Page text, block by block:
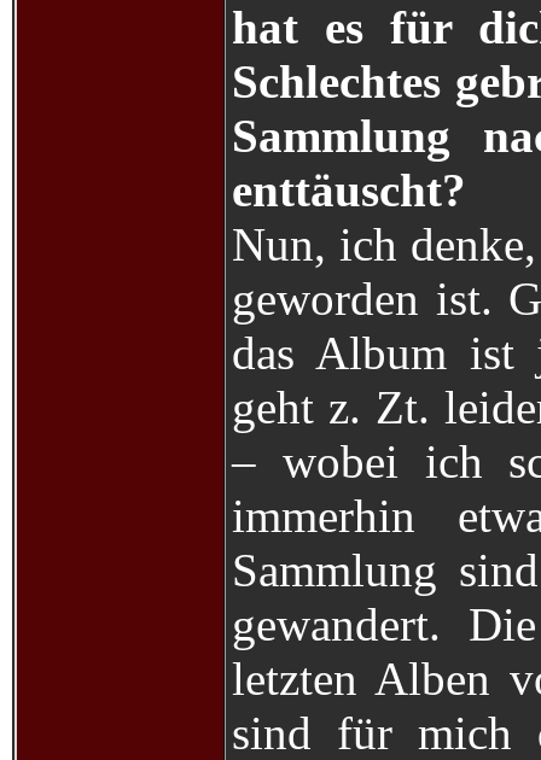
hat es für
Schlechtes
Sammlung
enttäuscht?
Nun, ich
geworden ist.
das Album ist
geht z. Zt.
– wobei ich
immerhin
Sammlung
gewandert.
letzten Alben
sind für mich